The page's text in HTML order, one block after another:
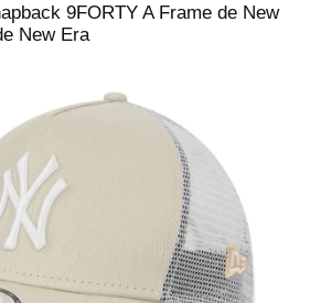
9FORTY A Frame de New
New Era